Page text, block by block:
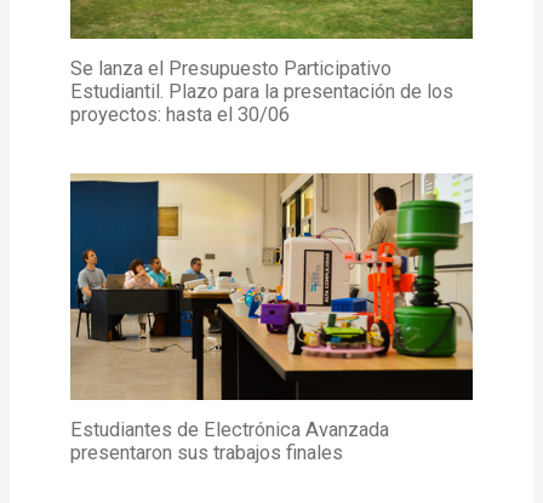
Se lanza el Presupuesto Participativo
Estudiantil. Plazo para la presentación de los
proyectos: hasta el 30/06
Estudiantes de Electrónica Avanzada
presentaron sus trabajos finales